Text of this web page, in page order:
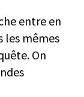
entre en
les mêmes
On